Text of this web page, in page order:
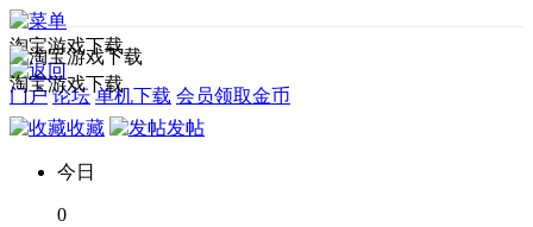
淘宝游戏下载
门户 论坛 单机下载 会员领取金币
淘宝游戏下载
收藏 发帖
今日
0